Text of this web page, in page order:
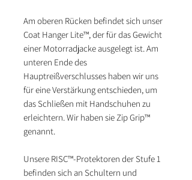
Am oberen Rücken befindet sich unser
Coat Hanger Lite™, der für das Gewicht
einer Motorradjacke ausgelegt ist. Am
unteren Ende des
Hauptreißverschlusses haben wir uns
für eine Verstärkung entschieden, um
das Schließen mit Handschuhen zu
erleichtern. Wir haben sie Zip Grip™
genannt.
Unsere RISC™-Protektoren der Stufe 1
befinden sich an Schultern und